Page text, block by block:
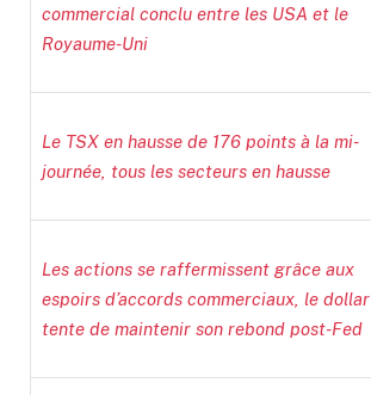
commercial conclu entre les USA et le
Royaume-Uni
Le TSX en hausse de 176 points à la mi-
journée, tous les secteurs en hausse
Les actions se raffermissent grâce aux
espoirs d’accords commerciaux, le dollar
tente de maintenir son rebond post-Fed